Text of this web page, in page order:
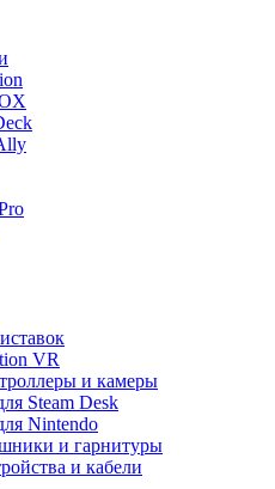
VR
и камеры
Steam Desk
Nintendo
и гарнитуры
и кабели